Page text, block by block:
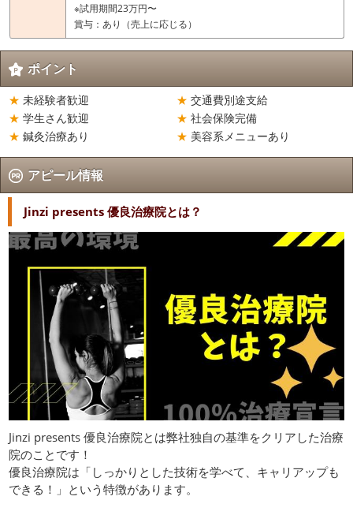
※試用期間23万円〜
賞与：あり（売上に応じる）
ポイント
未経験者歓迎
交通費別途支給
学生さん歓迎
社会保険完備
鍼灸治療あり
美容系メニューあり
アピール情報
Jinzi presents 優良治療院とは？
Jinzi presents 優良治療院とは弊社独自の基準をクリアした治療
院のことです！
優良治療院は「しっかりとした技術を学べて、キャリアップも
できる！」という特徴があります。